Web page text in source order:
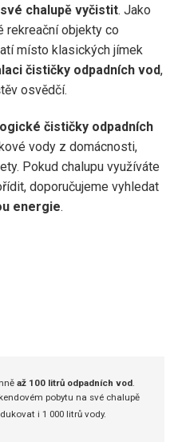
chalupě vyčistit. Jako
rekreační objekty co
místo klasických jímek
čističky odpadních vod,
osvědčí.
čističky odpadních
vody z domácnosti,
Pokud chalupu využíváte
doporučujeme vyhledat
energie.
až 100 litrů odpadních vod
pobytu na své chalupě
i 1 000 litrů vody.